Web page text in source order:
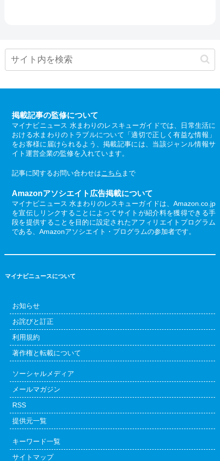
掲載記事の監修について
マイナビニュース 水まわりのレスキューガイドでは、日常生活に
おける水まわりのトラブルについて「適切で正しく有益な情報」
をお客様に届けられるよう、掲載記事には、当該ジャンル情報サ
イト運営企業の監修を入れています。
記事に関するお問い合わせはこちら まで
Amazonアソシエイト広告掲載について
マイナビニュース 水まわりのレスキューガイドは、Amazon.co.jp
を宣伝しリンクすることによってサイトが紹介料を獲得できる手
段を提供することを目的に設定されたアフィリエイトプログラム
である、Amazonアソシエイト・プログラムの参加者です。
マイナビニュースについて
お知らせ
お詫びと訂正
利用規約
著作権と転載について
ソーシャルメディア
メールマガジン
RSS
提供元一覧
キーワード一覧
サイトマップ